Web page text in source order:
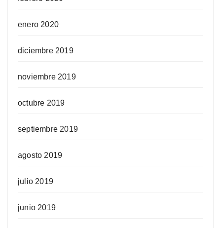
enero 2020
diciembre 2019
noviembre 2019
octubre 2019
septiembre 2019
agosto 2019
julio 2019
junio 2019